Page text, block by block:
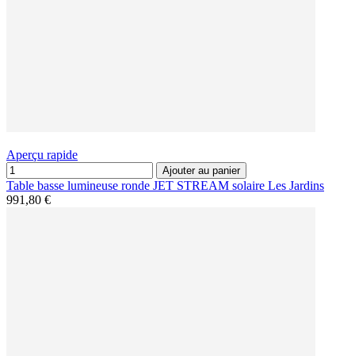
Aperçu rapide
Ajouter au panier
Table basse lumineuse ronde JET STREAM solaire Les Jardins
991,80 €